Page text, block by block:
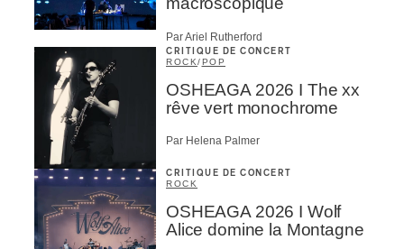
Par Ariel Rutherford
CRITIQUE DE CONCERT
ROCK/POP
OSHEAGA 2026 I The xx
rêve vert monochrome
Par Helena Palmer
CRITIQUE DE CONCERT
ROCK
OSHEAGA 2026 I Wolf
Alice domine la Montagne